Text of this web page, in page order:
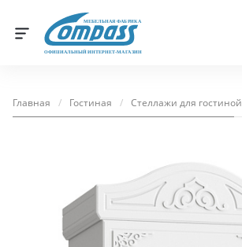
МЕБЕЛЬНАЯ ФАБРИКА
ОФИЦИАЛЬНЫЙ ИНТЕРНЕТ-МАГАЗИН
Главная / Гостиная / Стеллажи для гостиной